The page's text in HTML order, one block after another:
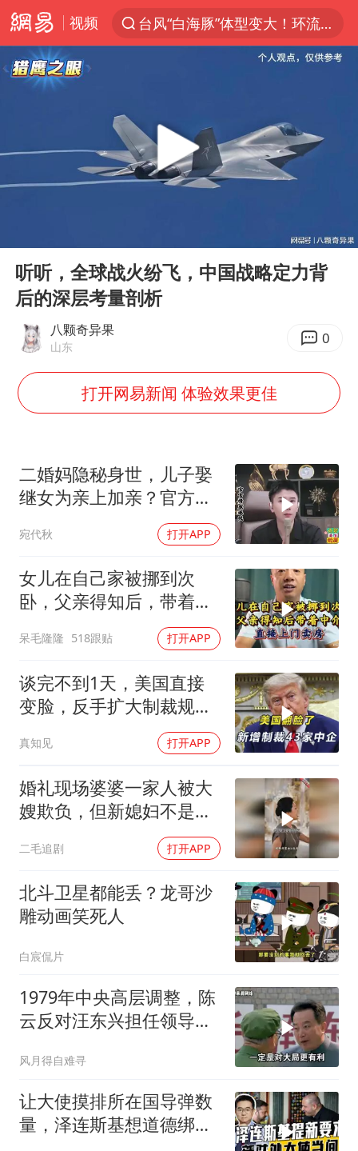
视频
台风“白海豚”体型变大！环流面积接近13个浙江那么大
上半年我国机械工业经济运行稳中有进
陕西省委书记赶赴柞水县杏坪镇
女孩摆摊卖菌子时收到北大通知书
改名后的“青海拉面”店
公司“上四休三”但要降薪1000元
A股收盘：三大指数均涨超1%
朱雨玲晋级WTT横滨冠军赛女单八强
如何把百年大党建设得更加坚强有力？
Play
听听，全球战火纷飞，中国战略定力背
后的深层考量剖析
八颗奇异果
山东 0
打开网易新闻 体验效果更佳
二婚妈隐秘身世，儿子娶
继女为亲上加亲？官方怒
宛代秋 打开APP
女儿在自己家被挪到次
卧，父亲得知后，带着中
呆毛隆隆 518跟贴 打开APP
谈完不到1天，美国直接
变脸，反手扩大制裁规
模，43家中企遭殃
真知见 打开APP
婚礼现场婆婆一家人被大
嫂欺负，但新媳妇不是好
二毛追剧 打开APP
北斗卫星都能丢？龙哥沙
雕动画笑死人
白宸侃片
1979年中央高层调整，陈
云反对汪东兴担任领导职
风月得自难寻
让大使摸排所在国导弹数
量，泽连斯基想道德绑架